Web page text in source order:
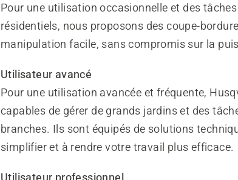
Pour une utilisation occasionnelle et des
résidentiels, nous proposons des coupe-
manipulation facile, sans compromis sur la
Utilisateur avancé
Pour une utilisation avancée et fréquente,
capables de gérer de grands jardins et des
branches. Ils sont équipés de solutions
simplifier et à rendre votre travail plus efficace.
Utilisateur professionnel